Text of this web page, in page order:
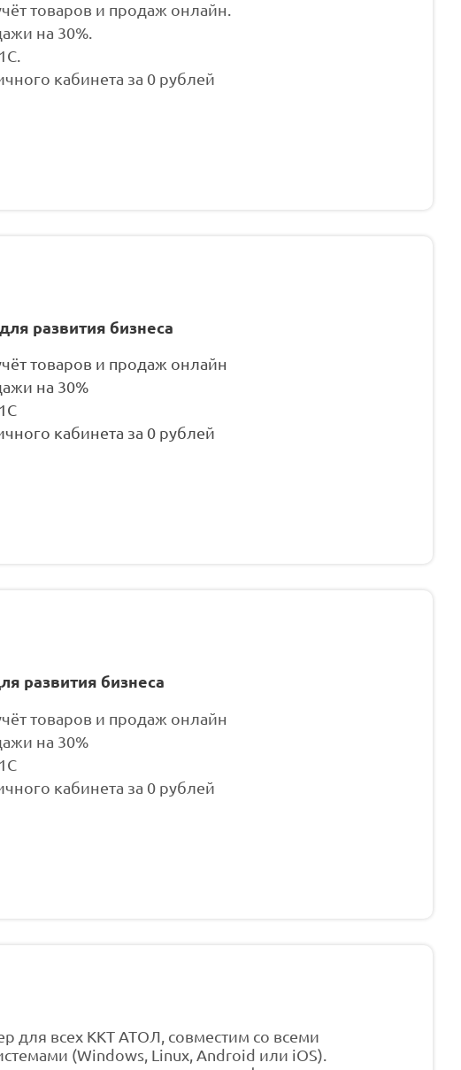
товаров и продаж онлайн.
на 30%.
кабинета за 0 рублей
развития бизнеса
товаров и продаж онлайн
на 30%
кабинета за 0 рублей
развития бизнеса
товаров и продаж онлайн
на 30%
кабинета за 0 рублей
всех ККТ АТОЛ, совместим со всеми
(Windows, Linux, Android или iOS).